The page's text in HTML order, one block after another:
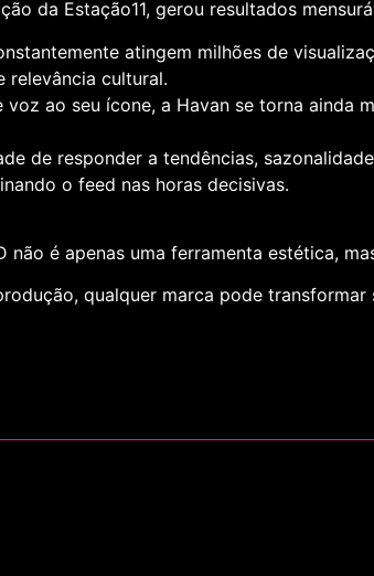
da Estação11, gerou resultados
atingem milhões de
relevância cultural.
voz ao seu ícone, a Havan se torna ainda
de responder a tendências,
o feed nas horas decisivas.
não é apenas uma ferramenta estética,
qualquer marca pode